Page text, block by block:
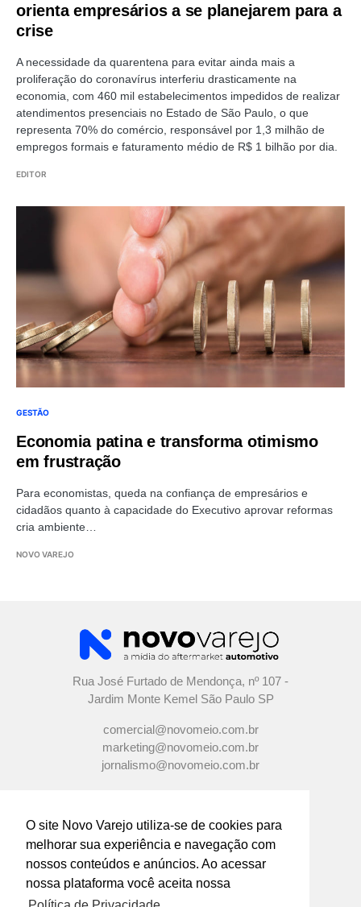
O site Novo Varejo utiliza-se de cookies para
melhorar sua experiência e navegação com
nossos conteúdos e anúncios. Ao acessar
nossa plataforma você aceita nossa
orienta empresários a se planejarem para a
crise
A necessidade da quarentena para evitar ainda mais a
proliferação do coronavírus interferiu drasticamente na
economia, com 460 mil estabelecimentos impedidos de realizar
atendimentos presenciais no Estado de São Paulo, o que
representa 70% do comércio, responsável por 1,3 milhão de
empregos formais e faturamento médio de R$ 1 bilhão por dia.
EDITOR
GESTÃO
Economia patina e transforma otimismo
em frustração
Para economistas, queda na confiança de empresários e
cidadãos quanto à capacidade do Executivo aprovar reformas
cria ambiente…
NOVO VAREJO
Rua José Furtado de Mendonça, nº 107 -
Jardim Monte Kemel São Paulo SP
comercial@novomeio.com.br
marketing@novomeio.com.br
jornalismo@novomeio.com.br
CONFIRA AS NOSSAS REDES
SOCIAIS